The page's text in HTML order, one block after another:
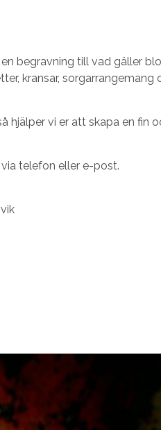
begravning till vad gäller
kransar, sorgarrangemang
hjälper vi er att skapa en fin
telefon eller e-post.